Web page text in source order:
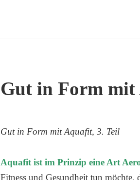
Gut in Form mit
Gut in Form mit Aquafit, 3. Teil
Aquafit ist im Prinzip eine Art
Fitness und Gesundheit tun